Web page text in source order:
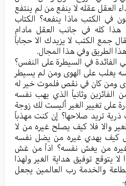
العقل عقله لا ينفع من لم ينتفع
في الكتب ماذا ينفعه؟ الكتاب
هذا كله في جانب العقل مادام
جمع الكتب لا يزيدك الا حجاباً
الطريق وفي هذا المجال.
الفائدة في السيطرة على النفس؟
يغلب على الهوى ومن لم يسيطر
ومن كان في نقص فلموت خير له
الفائزين وثانياً الذي يهب نفسه
على تغيير الغير أليست لك زوجة
تريد صلاحها؟ إن كنت مهذباً
والا فلا كيف يصلح غيره من لا
كيف يهدي غيره من يضل نفسه
غيره من يغش نفسه؟ اذاً من غش
توفيق هداية الغير ولهذا
والخدمة رب العالمين يجعل